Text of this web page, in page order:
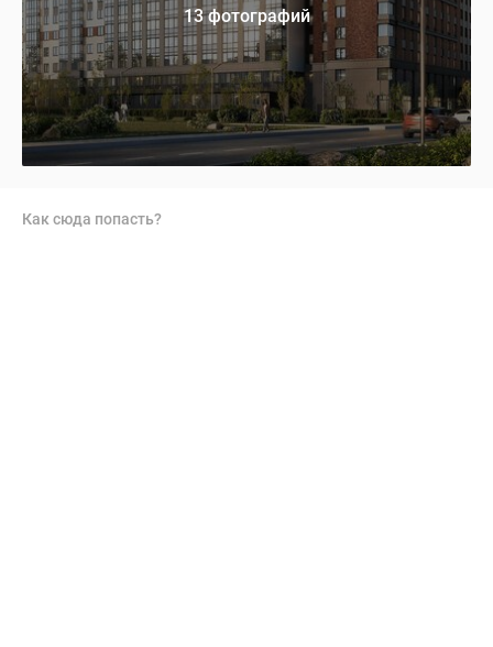
13 фотографий
Как сюда попасть?